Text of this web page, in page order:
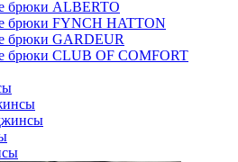
брюки ALBERTO
брюки FYNCH HATTON
брюки GARDEUR
брюки CLUB OF COMFORT